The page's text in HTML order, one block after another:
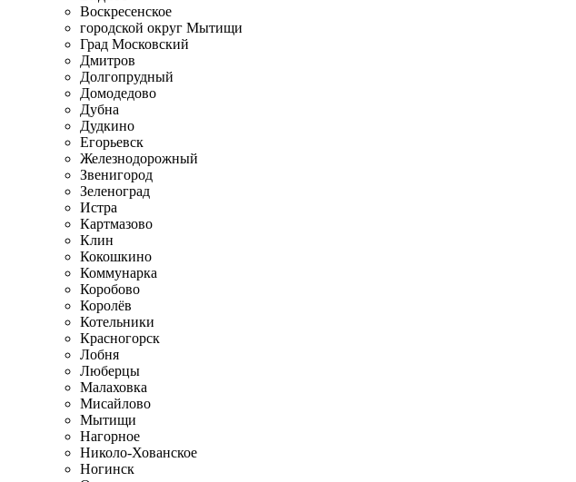
Воскресенское
городской округ Мытищи
Град Московский
Дмитров
Долгопрудный
Домодедово
Дубна
Дудкино
Егорьевск
Железнодорожный
Звенигород
Зеленоград
Истра
Картмазово
Клин
Кокошкино
Коммунарка
Коробово
Королёв
Котельники
Красногорск
Лобня
Люберцы
Малаховка
Мисайлово
Мытищи
Нагорное
Николо-Хованское
Ногинск